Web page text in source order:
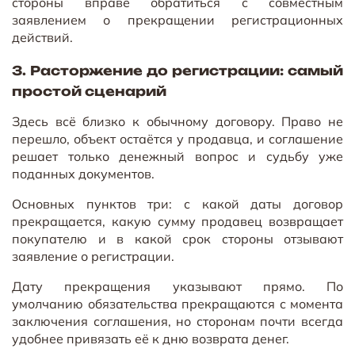
заявлением о прекращении регистрационных
действий.
3. Расторжение до регистрации: самый
простой сценарий
Здесь всё близко к обычному договору. Право не
перешло, объект остаётся у продавца, и соглашение
решает только денежный вопрос и судьбу уже
поданных документов.
Основных пунктов три: с какой даты договор
прекращается, какую сумму продавец возвращает
покупателю и в какой срок стороны отзывают
заявление о регистрации.
Дату прекращения указывают прямо. По
умолчанию обязательства прекращаются с момента
заключения соглашения, но сторонам почти всегда
удобнее привязать её к дню возврата денег.